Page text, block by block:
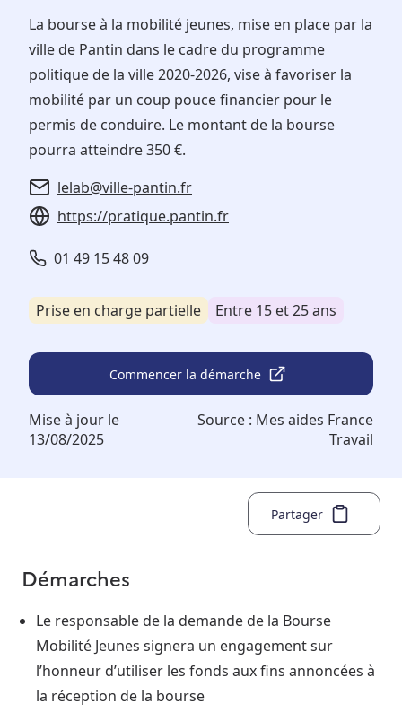
La bourse à la mobilité jeunes, mise en place par la
ville de Pantin dans le cadre du programme
politique de la ville 2020-2026, vise à favoriser la
mobilité par un coup pouce financier pour le
permis de conduire. Le montant de la bourse
pourra atteindre 350 €.
lelab@ville-pantin.fr
https://pratique.pantin.fr
01 49 15 48 09
Prise en charge partielle Entre 15 et 25 ans
Commencer la démarche
Mise à jour le
13/08/2025
Source : Mes aides France
Travail
Partager
Démarches
Le responsable de la demande de la Bourse
Mobilité Jeunes signera un engagement sur
l’honneur d’utiliser les fonds aux fins annoncées à
la réception de la bourse